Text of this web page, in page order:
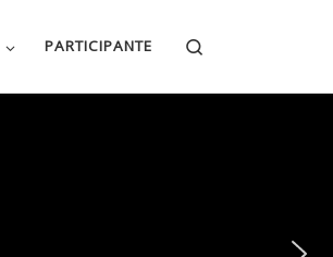
PARTICIPANTE